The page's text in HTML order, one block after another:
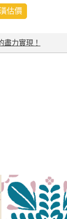
估價
力實現！